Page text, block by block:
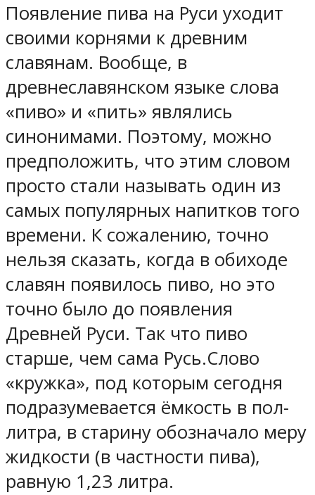
Появление пива на Руси уходит
своими корнями к древним
славянам. Вообще, в
древнеславянском языке слова
«пиво» и «пить» являлись
синонимами. Поэтому, можно
предположить, что этим словом
просто стали называть один из
самых популярных напитков того
времени. К сожалению, точно
нельзя сказать, когда в обиходе
славян появилось пиво, но это
точно было до появления
Древней Руси. Так что пиво
старше, чем сама Русь.Слово
«кружка», под которым сегодня
подразумевается ёмкость в пол-
литра, в старину обозначало меру
жидкости (в частности пива),
равную 1,23 литра.